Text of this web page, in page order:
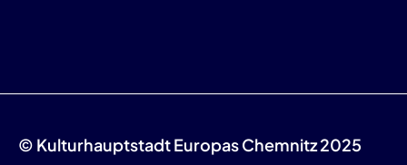
© Kulturhauptstadt Europas Chemnitz 2025